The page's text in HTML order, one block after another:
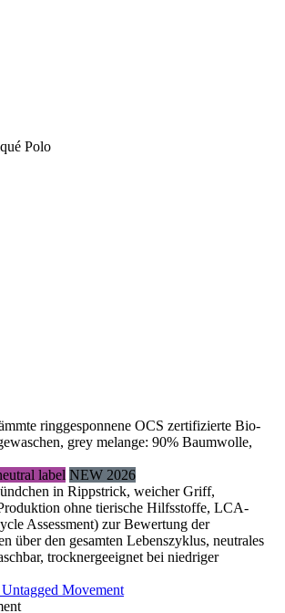
Polo
ringgesponnene OCS zertifizierte Bio-
grey melange: 90% Baumwolle,
label NEW 2026
in Rippstrick, weicher Griff,
ohne tierische Hilfsstoffe, LCA-
Assessment) zur Bewertung der
über den gesamten Lebenszyklus, neutrales
trocknergeeignet bei niedriger
Movement